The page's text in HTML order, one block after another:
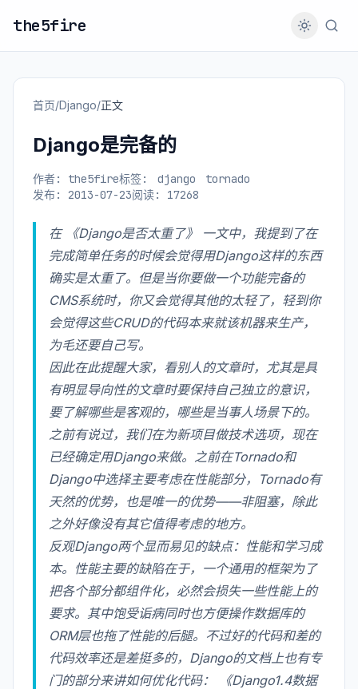
the5fire
首页/Django/正文
Django是完备的
作者: the5fire标签: django
tornado
发布: 2013-07-23阅读: 17268
在 《Django是否太重了》
一文中，我提到了在
完成简单任务的时候会觉得用Django这样的东西
确实是太重了。但是当你要做一个功能完备的
CMS系统时，你又会觉得其他的太轻了，轻到你
会觉得这些CRUD的代码本来就该机器来生产，
为毛还要自己写。
因此在此提醒大家，看别人的文章时，尤其是具
有明显导向性的文章时要保持自己独立的意识，
要了解哪些是客观的，哪些是当事人场景下的。
之前有说过，我们在为新项目做技术选项，现在
已经确定用Django来做。之前在Tornado和
Django中选择主要考虑在性能部分，Tornado有
天然的优势，也是唯一的优势——非阻塞，除此
之外好像没有其它值得考虑的地方。
反观Django两个显而易见的缺点：性能和学习成
本。性能主要的缺陷在于，一个通用的框架为了
把各个部分都组件化，必然会损失一些性能上的
要求。其中饱受诟病同时也方便操作数据库的
ORM层也拖了性能的后腿。不过好的代码和差的
代码效率还是差挺多的，Django的文档上也有专
门的部分来讲如何优化代码：
《Django1.4数据